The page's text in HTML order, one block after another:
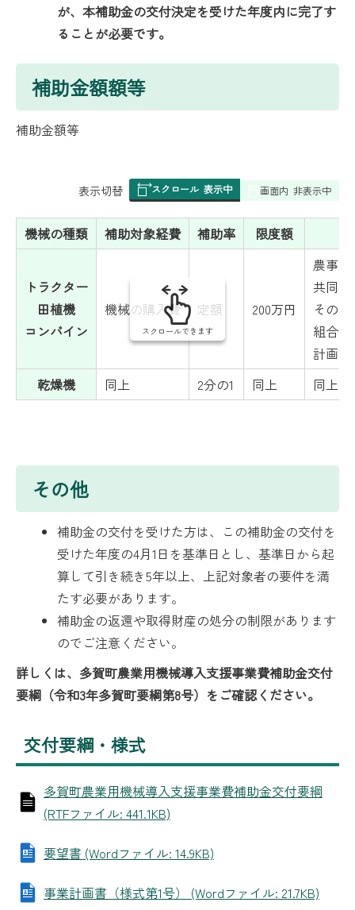
が、本補助金の交付決定を受けた年度内に完了す
ることが必要です。
補助金額額等
補助金額等
表
み
の
表示切替 スクロール 表示中 画面内 非表示中
機械の種類 補助対象経費 補助率 限度額
トラクター
田植機
コンバイン
機械の購入費 定額 200万円
農事組
共同利
その
組合
計画
乾燥機
同上 2分の1 同上 同上
スクロールできます
その他
補助金の交付を受けた方は、この補助金の交付を
受けた年度の4月1日を基準日とし、基準日から起
算して引き続き5年以上、上記対象者の要件を満
たす必要があります。
補助金の返還や取得財産の処分の制限があります
のでご注意ください。
詳しくは、多賀町農業用機械導入支援事業費補助金交付
要綱（令和3年多賀町要綱第8号）をご確認ください。
交付要綱・様式
多賀町農業用機械導入支援事業費補助金交付要綱
(RTFファイル: 441.1KB)
要望書 (Wordファイル: 14.9KB)
事業計画書（様式第1号） (Wordファイル: 21.7KB)